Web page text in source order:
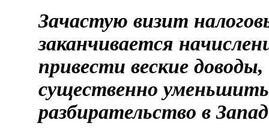
Зачастую визит
заканчивается
привести веские
существенно
разбирательство в